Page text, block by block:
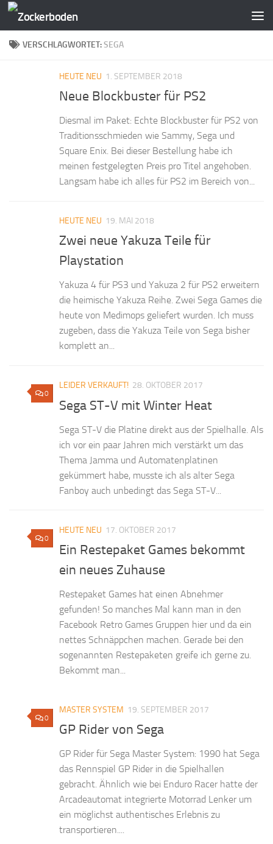
Zum Inhalt springen
VERSCHLAGWORTET:SEGA
HEUTE NEU 1. SEPTEMBER 2018
Neue Blockbuster für PS2
Diesmal im Paket: Echte Blockbuster für PS2 von
Traditionsschmieden wie Sammy, Sega und
Square Enix. Bei dieser Bestellung habe ich
meinen festgelegten Preis pro Titel angehoben.
Langsam habe ich alles für PS2 im Bereich von...
HEUTE NEU 19. MAI 2018
Zwei neue Yakuza Teile für
Playstation
Yakuza 4 für PS3 und Yakuza 2 für PS2 erweitern
die heimische Yakuza Reihe. Zwei Sega Games die
heute von Medimops geliefert wurden. Ich muss
zugeben, dass die Yakuza Teile von Sega bisher
komplett an...
0
LEIDER VERKAUFT! 28. OKTOBER 2017
Sega ST-V mit Winter Heat
Sega ST-V die Platine direkt aus der Spielhalle. Als
ich vor ein paar Jahren mich verstärkt um das
Thema Jamma und Automatenplatinen
gekümmert habe, musste ich als alter Sega
Fanboy auch unbedingt das Sega ST-V...
0
HEUTE NEU 17. OKTOBER 2017
Ein Restepaket Games bekommt
ein neues Zuhause
Restepaket Games hat einen Abnehmer
gefunden! So manches Mal kann man in den
Facebook Retro Games Gruppen hier und da ein
nettes Schnäppchen machen. Gerade bei den
sogenannten Restepaketen greife ich gerne zu.
Bekommt man...
0
MASTER SYSTEM 19. SEPTEMBER 2017
GP Rider von Sega
GP Rider für Sega Master System: 1990 hat Sega
das Rennspiel GP Rider in die Spielhallen
gebracht. Ähnlich wie bei Enduro Racer hatte der
Arcadeautomat integrierte Motorrad Lenker um
ein möglichst authentisches Erlebnis zu
transportieren....